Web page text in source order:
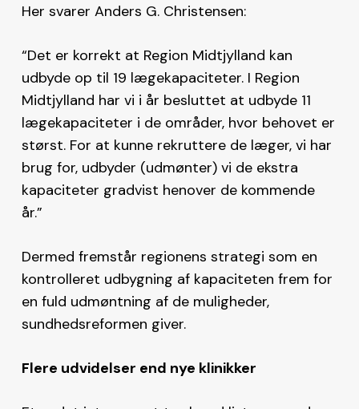
Her svarer Anders G. Christensen:
“Det er korrekt at Region Midtjylland kan
udbyde op til 19 lægekapaciteter. I Region
Midtjylland har vi i år besluttet at udbyde 11
lægekapaciteter i de områder, hvor behovet er
størst. For at kunne rekruttere de læger, vi har
brug for, udbyder (udmønter) vi de ekstra
kapaciteter gradvist henover de kommende
år.”
Dermed fremstår regionens strategi som en
kontrolleret udbygning af kapaciteten frem for
en fuld udmøntning af de muligheder,
sundhedsreformen giver.
Flere udvidelser end nye klinikker